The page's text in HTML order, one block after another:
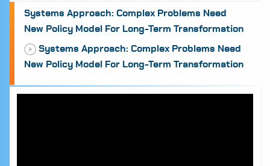
A A A
Systems Approach: Complex Problems Need
New Policy Model For Long-Term Transformation
Systems Approach: Complex Problems Need
New Policy Model For Long-Term Transformation